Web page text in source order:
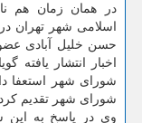
در همان زمان هم
اسلامی شهر تهران
حسن خلیل آبادی
اخبار انتشار یافته
شورای شهر استعفا
شورای شهر تقدیم
وی در پاسخ به این